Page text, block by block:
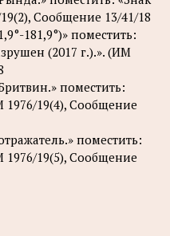
Сообщение 13/41/18
181,9°)» поместить:
(2017 г.).». (ИМ
поместить:
1976/19(4), Сообщение
поместить:
1976/19(5), Сообщение